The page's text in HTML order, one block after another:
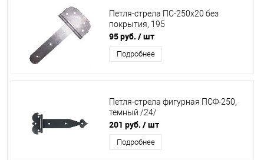
Петля-стрела ПС-250х20 без
покрытия, 195
95 руб. / шт
Подробнее
Петля-стрела фигурная ПСФ-250,
темный /24/
201 руб. / шт
Подробнее